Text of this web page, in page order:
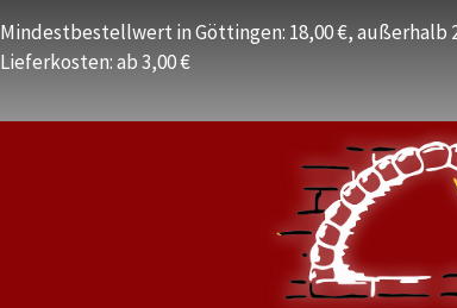
Mindestbestellwert in Göttingen: 18,00 €, außerhalb
Lieferkosten: ab 3,00 €